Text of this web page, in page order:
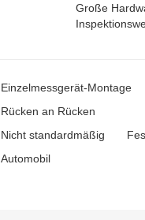
Große
Einzelmessgerät-Montage
Rücken an Rücken
Nicht standardmäßig
Automobil